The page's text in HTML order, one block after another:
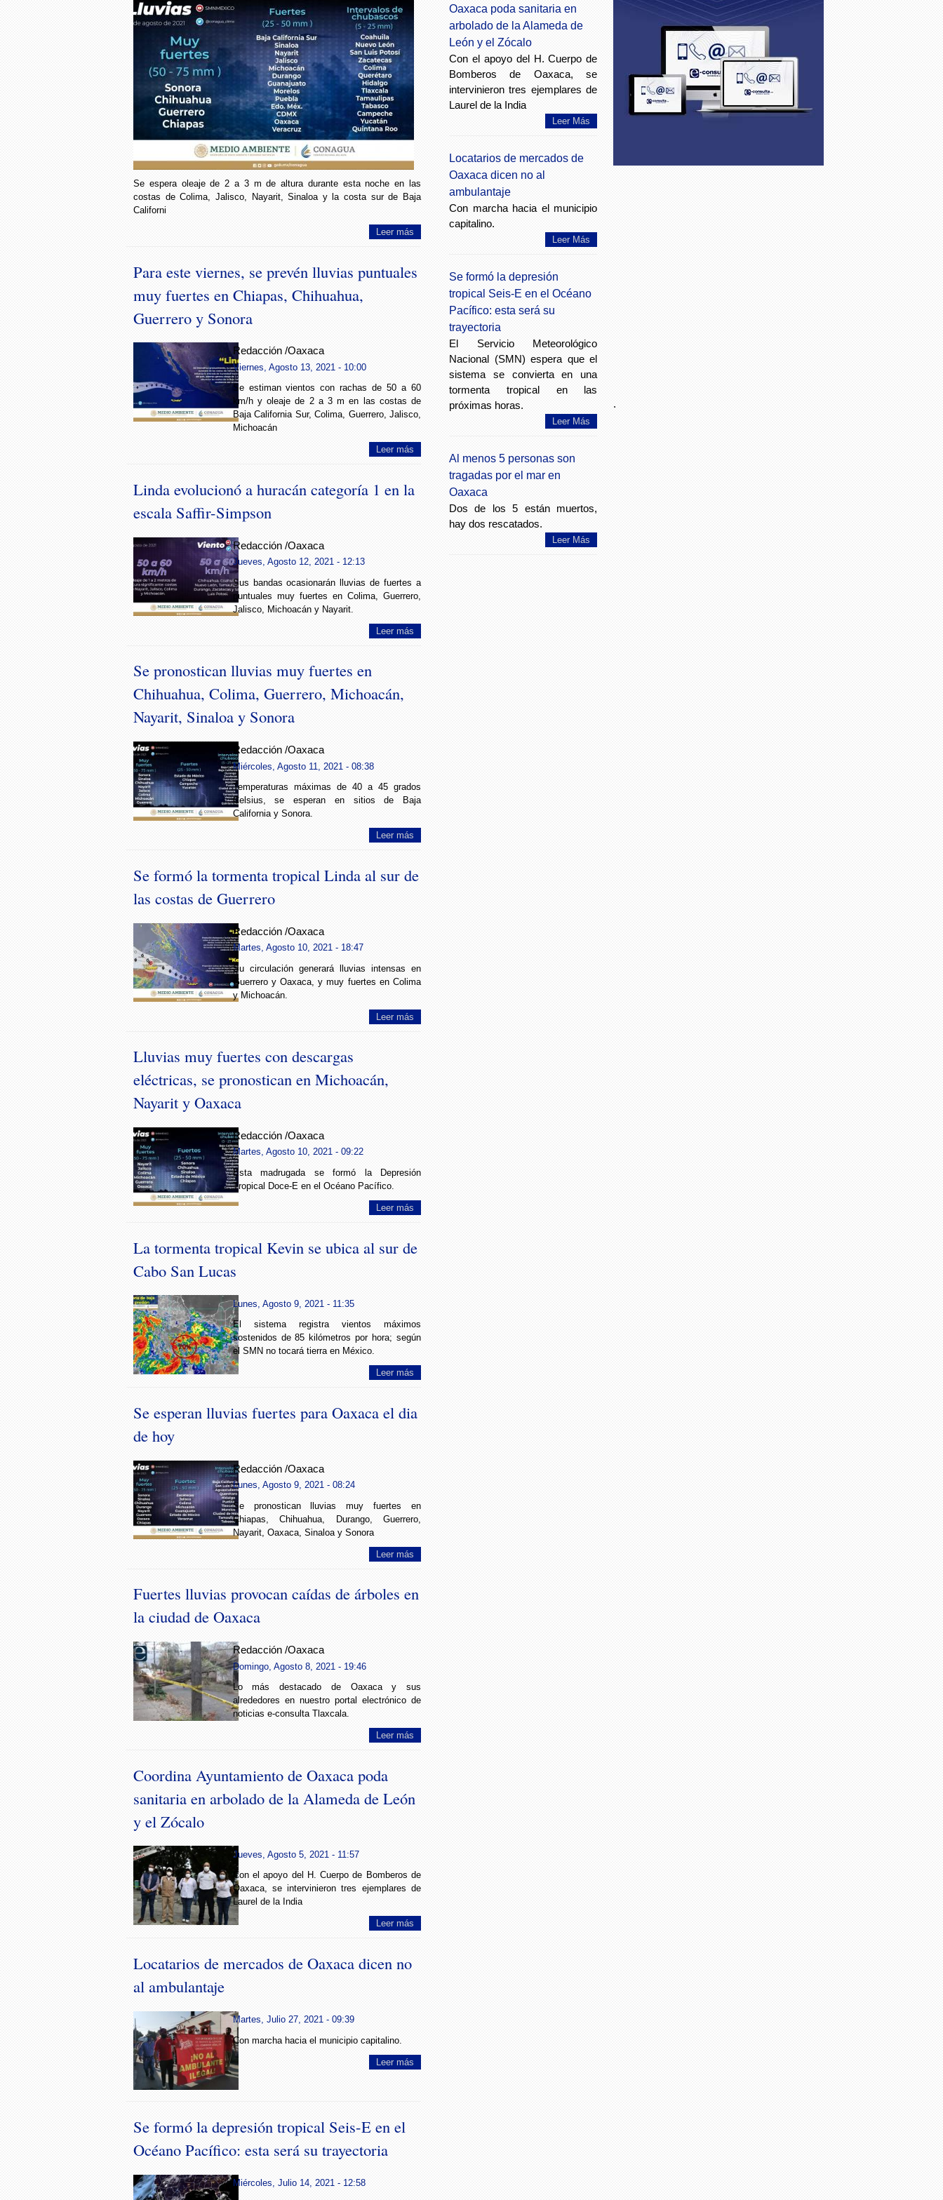
Se espera oleaje de 2 a 3 m de altura durante esta noche en las
costas de Colima, Jalisco, Nayarit, Sinaloa y la costa sur de Baja
Californi
Leer más
Para este viernes, se prevén lluvias puntuales
muy fuertes en Chiapas, Chihuahua,
Guerrero y Sonora
Redacción /Oaxaca
Viernes, Agosto 13, 2021 - 10:00
Se estiman vientos con rachas de 50 a 60
km/h y oleaje de 2 a 3 m en las costas de
Baja California Sur, Colima, Guerrero, Jalisco,
Michoacán
Leer más
Linda evolucionó a huracán categoría 1 en la
escala Saffir-Simpson
Redacción /Oaxaca
Jueves, Agosto 12, 2021 - 12:13
Sus bandas ocasionarán lluvias de fuertes a
puntuales muy fuertes en Colima, Guerrero,
Jalisco, Michoacán y Nayarit.
Leer más
Se pronostican lluvias muy fuertes en
Chihuahua, Colima, Guerrero, Michoacán,
Nayarit, Sinaloa y Sonora
Redacción /Oaxaca
Miércoles, Agosto 11, 2021 - 08:38
Temperaturas máximas de 40 a 45 grados
Celsius, se esperan en sitios de Baja
California y Sonora.
Leer más
Se formó la tormenta tropical Linda al sur de
las costas de Guerrero
Redacción /Oaxaca
Martes, Agosto 10, 2021 - 18:47
Su circulación generará lluvias intensas en
Guerrero y Oaxaca, y muy fuertes en Colima
y Michoacán.
Leer más
Lluvias muy fuertes con descargas
eléctricas, se pronostican en Michoacán,
Nayarit y Oaxaca
Redacción /Oaxaca
Martes, Agosto 10, 2021 - 09:22
Esta madrugada se formó la Depresión
Tropical Doce-E en el Océano Pacífico.
Leer más
La tormenta tropical Kevin se ubica al sur de
Cabo San Lucas
Lunes, Agosto 9, 2021 - 11:35
El sistema registra vientos máximos
sostenidos de 85 kilómetros por hora; según
el SMN no tocará tierra en México.
Leer más
Se esperan lluvias fuertes para Oaxaca el dia
de hoy
Redacción /Oaxaca
Lunes, Agosto 9, 2021 - 08:24
Se pronostican lluvias muy fuertes en
Chiapas, Chihuahua, Durango, Guerrero,
Nayarit, Oaxaca, Sinaloa y Sonora
Leer más
Fuertes lluvias provocan caídas de árboles en
la ciudad de Oaxaca
Redacción /Oaxaca
Domingo, Agosto 8, 2021 - 19:46
Lo más destacado de Oaxaca y sus
alrededores en nuestro portal electrónico de
noticias e-consulta Tlaxcala.
Leer más
Coordina Ayuntamiento de Oaxaca poda
sanitaria en arbolado de la Alameda de León
y el Zócalo
Jueves, Agosto 5, 2021 - 11:57
Con el apoyo del H. Cuerpo de Bomberos de
Oaxaca, se intervinieron tres ejemplares de
Laurel de la India
Leer más
Locatarios de mercados de Oaxaca dicen no
al ambulantaje
Martes, Julio 27, 2021 - 09:39
Con marcha hacia el municipio capitalino.
Leer más
Se formó la depresión tropical Seis-E en el
Océano Pacífico: esta será su trayectoria
Miércoles, Julio 14, 2021 - 12:58
Oaxaca poda sanitaria en
arbolado de la Alameda de
León y el Zócalo
Con el apoyo del H. Cuerpo de
Bomberos de Oaxaca, se
intervinieron tres ejemplares de
Laurel de la India
Leer Más
Locatarios de mercados de
Oaxaca dicen no al
ambulantaje
Con marcha hacia el municipio
capitalino.
Leer Más
Se formó la depresión
tropical Seis-E en el Océano
Pacífico: esta será su
trayectoria
El Servicio Meteorológico
Nacional (SMN) espera que el
sistema se convierta en una
tormenta tropical en las
próximas horas.
Leer Más
Al menos 5 personas son
tragadas por el mar en
Oaxaca
Dos de los 5 están muertos,
hay dos rescatados.
Leer Más
.